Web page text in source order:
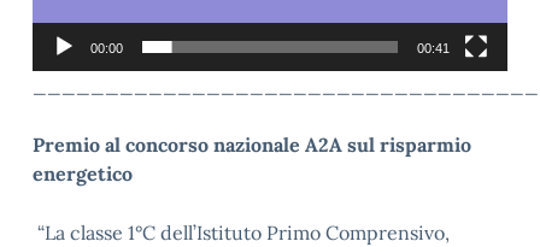
00:00 00:41
Premio al concorso nazionale A2A sul risparmio
energetico
“La classe 1°C dell’Istituto Primo Comprensivo,